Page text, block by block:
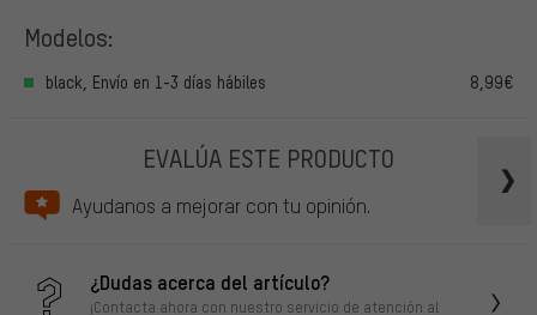
Modelos:
black, Envío en 1-3 días hábiles 8,99€
EVALÚA ESTE PRODUCTO
Ayudanos a mejorar con tu opinión.
¿Dudas acerca del artículo?
¡Contacta ahora con nuestro servicio de atención al